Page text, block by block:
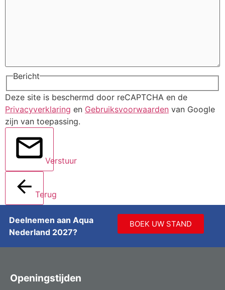
Bericht
Deze site is beschermd door reCAPTCHA en de
Privacyverklaring en Gebruiksvoorwaarden van Google
zijn van toepassing.
Verstuur
Terug
Deelnemen aan Aqua
Nederland 2027?
BOEK UW STAND
Openingstijden